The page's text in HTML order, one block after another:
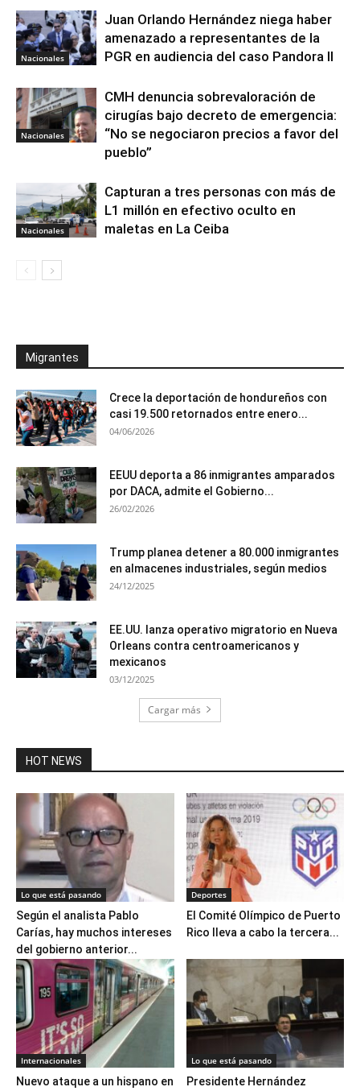
Nacionales
Juan Orlando Hernández niega haber
amenazado a representantes de la
PGR en audiencia del caso Pandora II
Nacionales
CMH denuncia sobrevaloración de
cirugías bajo decreto de emergencia:
“No se negociaron precios a favor del
pueblo”
Nacionales
Capturan a tres personas con más de
L1 millón en efectivo oculto en
maletas en La Ceiba
Migrantes
Crece la deportación de hondureños con
casi 19.500 retornados entre enero...
04/06/2026
EEUU deporta a 86 inmigrantes amparados
por DACA, admite el Gobierno...
26/02/2026
Trump planea detener a 80.000 inmigrantes
en almacenes industriales, según medios
24/12/2025
EE.UU. lanza operativo migratorio en Nueva
Orleans contra centroamericanos y
mexicanos
03/12/2025
Cargar más
HOT NEWS
Lo que está pasando
Según el analista Pablo
Carías, hay muchos intereses
del gobierno anterior...
Deportes
El Comité Olímpico de Puerto
Rico lleva a cabo la tercera...
Internacionales
Nuevo ataque a un hispano en
Lo que está pasando
Presidente Hernández